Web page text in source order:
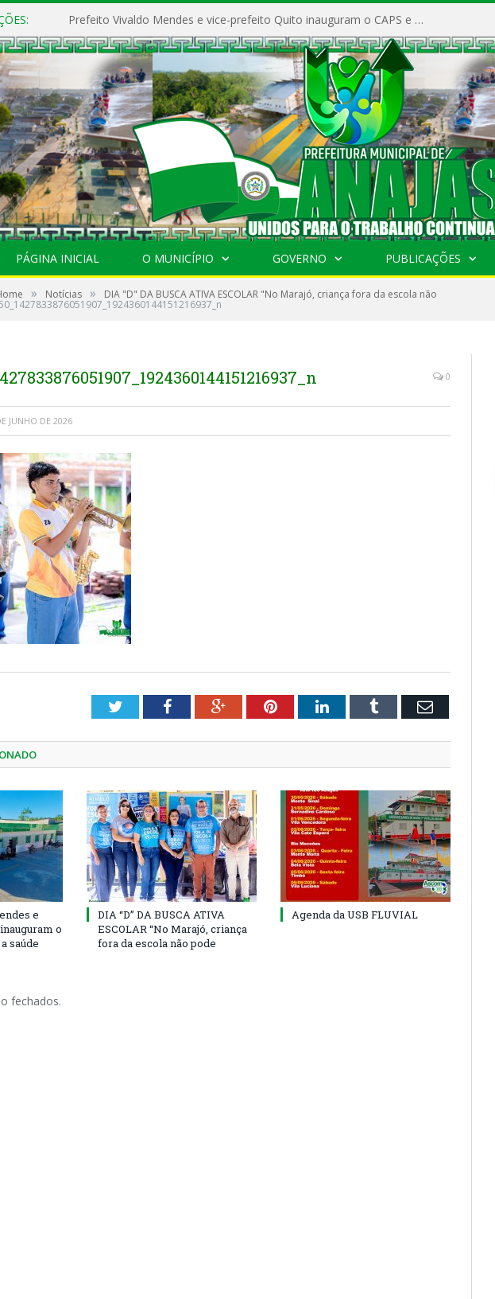
Prefeito Vivaldo Mendes e vice-prefeito Quito inauguram o CAPS e fortalecem a saúde pública em Anajás.
PÁGINA INICIAL O MUNICÍPIO GOVERNO PUBLICAÇÕES
» Notícias » DIA "D" DA BUSCA ATIVA ESCOLAR "No Marajó, criança fora da escola não
0
JUNHO DE 2026
TwitterFacebookGoogle+PinterestLinkedInTumblr Email
e
o
saúde
DIA “D” DA BUSCA ATIVA
ESCOLAR “No Marajó, criança
fora da escola não pode
Agenda da USB FLUVIAL
fechados.